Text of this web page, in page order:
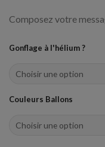
Composez votre
Gonflage à l'hélium ?
Couleurs Ballons